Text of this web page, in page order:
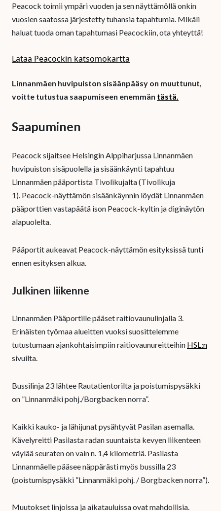
Peacock toimii ympäri vuoden ja sen näyttämöllä onkin
vuosien saatossa järjestetty tuhansia tapahtumia. Mikäli
haluat tuoda oman tapahtumasi Peacockiin, ota yhteyttä!
Lataa Peacockin katsomokartta
Linnanmäen huvipuiston sisäänpääsy on muuttunut,
voitte tutustua saapumiseen enemmän tästä.
Saapuminen
Peacock sijaitsee Helsingin Alppiharjussa Linnanmäen
huvipuiston sisäpuolella ja sisäänkäynti tapahtuu
Linnanmäen pääportista Tivolikujalta (Tivolikuja
1). Peacock-näyttämön sisäänkäynnin löydät Linnanmäen
pääporttien vastapäätä ison Peacock-kyltin ja diginäytön
alapuolelta.
Pääportit aukeavat Peacock-näyttämön esityksissä tunti
ennen esityksen alkua.
Julkinen liikenne
Linnanmäen Pääportille pääset raitiovaunulinjalla 3.
Erinäisten työmaa alueitten vuoksi suosittelemme
tutustumaan ajankohtaisimpiin raitiovaunureitteihin HSL:n
sivuilta.
Bussilinja 23 lähtee Rautatientorilta ja poistumispysäkki
on ”Linnanmäki pohj./Borgbacken norra”.
Kaikki kauko- ja lähijunat pysähtyvät Pasilan asemalla.
Kävelyreitti Pasilasta radan suuntaista kevyen liikenteen
väylää seuraten on vain n. 1,4 kilometriä. Pasilasta
Linnanmäelle pääsee näppärästi myös bussilla 23
(poistumispysäkki ”Linnanmäki pohj. / Borgbacken norra”).
Muutokset linjoissa ja aikatauluissa ovat mahdollisia.